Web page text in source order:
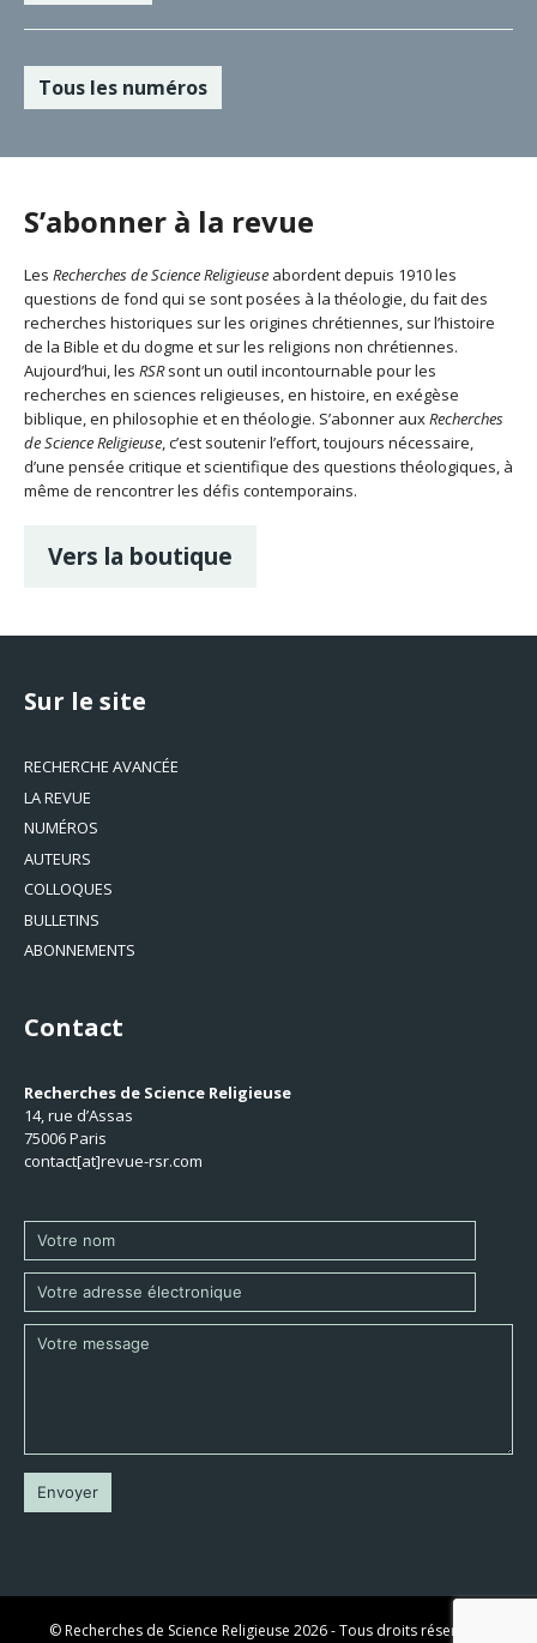
Tous les numéros
S’abonner à la revue
Les Recherches de Science Religieuse abordent depuis 1910 les
questions de fond qui se sont posées à la théologie, du fait des
recherches historiques sur les origines chrétiennes, sur l’histoire
de la Bible et du dogme et sur les religions non chrétiennes.
Aujourd’hui, les RSRsont un outil incontournable pour les
recherches en sciences religieuses, en histoire, en exégèse
biblique, en philosophie et en théologie. S’abonner auxRecherches
de Science Religieuse, c’est soutenir l’effort, toujours nécessaire,
d’une pensée critique et scientifique des questions théologiques, à
même de rencontrer les défis contemporains.
Vers la boutique
Sur le site
RECHERCHE AVANCÉE
LA REVUE
NUMÉROS
AUTEURS
COLLOQUES
BULLETINS
ABONNEMENTS
Contact
Recherches de Science Religieuse
14, rue d’Assas
75006 Paris
contact[at]revue-rsr.com
© Recherches de Science Religieuse 2026 - Tous droits réservés -